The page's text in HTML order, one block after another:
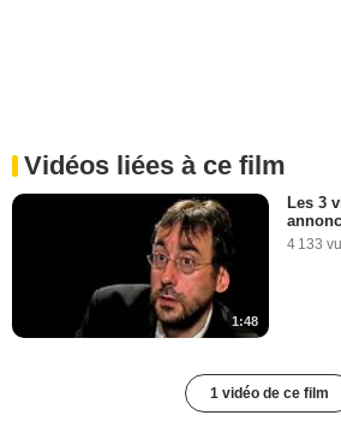
Vidéos liées à ce film
1:48
Les 3
4 133
1 vidéo de ce film